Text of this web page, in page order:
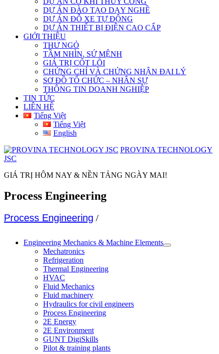
DỰ ÁN ĐÀO TẠO DẠY NGHỀ
DỰ ÁN ĐỖ XE TỰ ĐỘNG
DỰ ÁN THIẾT BỊ ĐIỆN CAO CẤP
GIỚI THIỆU
THƯ NGỎ
TẦM NHÌN, SỨ MỆNH
GIÁ TRỊ CỐT LÕI
CHỨNG CHỈ VÀ CHỨNG NHẬN ĐẠI LÝ
SƠ ĐỒ TỔ CHỨC – NHÂN SỰ
THÔNG TIN DOANH NGHIỆP
TIN TỨC
LIÊN HỆ
Tiếng Việt
Tiếng Việt
English
PROVINA TECHNOLOGY
JSC
GIÁ TRỊ HÔM NAY & NỀN TẢNG NGÀY MAI!
Process Engineering
Process Engineering /
Engineering Mechanics & Machine Elements
Mechatronics
Refrigeration
Thermal Engineering
HVAC
Fluid Mechanics
Fluid machinery
Hydraulics for civil engineers
Process Engineering
2E Energy
2E Environment
GUNT DigiSkills
Pilot & training plants